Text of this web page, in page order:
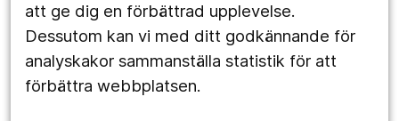
att ge dig en förbättrad upplevelse.
Dessutom kan vi med ditt godkännande för
analyskakor sammanställa statistik för att
förbättra webbplatsen.
Följ oss
Facebook